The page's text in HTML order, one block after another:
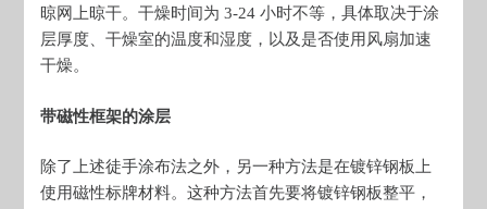
晾网上晾干。干燥时间为 3-24 小时不等，具体取决于涂
层厚度、干燥室的温度和湿度，以及是否使用风扇加速
干燥。
带磁性框架的涂层
除了上述徒手涂布法之外，另一种方法是在镀锌钢板上
使用磁性标牌材料。这种方法首先要将镀锌钢板整平，